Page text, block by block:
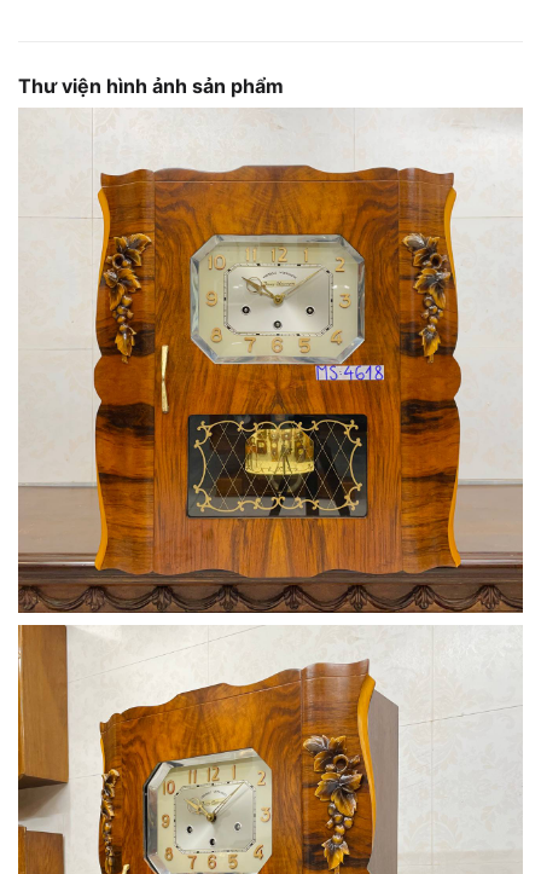
Thư viện hình ảnh sản phẩm